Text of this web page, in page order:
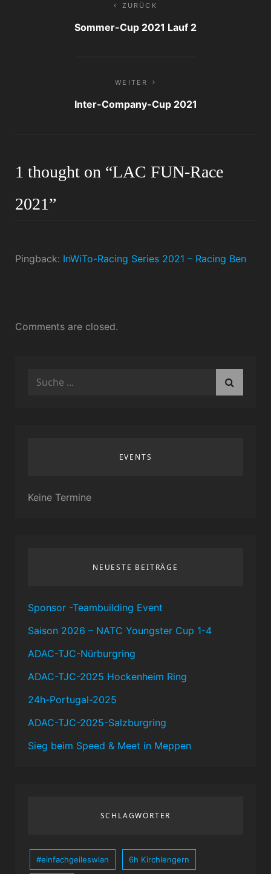
ZURÜCK
Sommer-Cup 2021 Lauf 2
WEITER
Inter-Company-Cup 2021
1 thought on “LAC FUN-Race
2021”
Pingback: InWiTo-Racing Series 2021 – Racing Ben
Comments are closed.
Search
EVENTS
Keine Termine
NEUESTE BEITRÄGE
Sponsor -Teambuilding Event
Saison 2026 – NATC Youngster Cup 1-4
ADAC-TJC-Nürburgring
ADAC-TJC-2025 Hockenheim Ring
24h-Portugal-2025
ADAC-TJC-2025-Salzburgring
Sieg beim Speed & Meet in Meppen
SCHLAGWÖRTER
#einfachgeileswlan 6h Kirchlengern